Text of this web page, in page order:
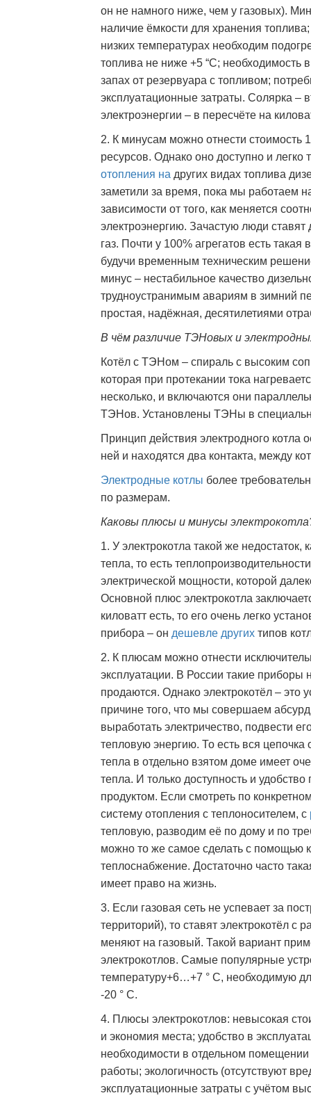
он не намного ниже, чем у газовых).
наличие ёмкости для хранения
низких температурах необходим
топлива не ниже +5 “С; необходимость
запах от резервуара с топливом;
эксплуатационные затраты. Солярка –
электроэнергии – в пересчёте на
2. К минусам можно отнести стоимость
ресурсов. Однако оно доступно и
отопления на других видах топлива
заметили за время, пока мы работаем
зависимости от того, как меняется
электроэнергию. Зачастую люди ставят
газ. Почти у 100% агрегатов есть
будучи временным техническим
минус – нестабильное качество
трудноустранимым авариям в зимний
простая, надёжная, десятилетиями
В чём различие ТЭНовых и
Котёл с ТЭНом – спираль с высоким
которая при протекании тока
несколько, и включаются они
ТЭНов. Установлены ТЭНы в
Принцип действия электродного котла
ней и находятся два контакта, между
Электродные котлы более
по размерам.
Каковы плюсы и минусы
1. У электрокотла такой же недостаток,
тепла, то есть
электрической мощности, которой
Основной плюс электрокотла
киловатт есть, то его очень легко
прибора – он дешевле других типов
2. К плюсам можно отнести
эксплуатации. В России такие
продаются. Однако электрокотёл – это
причине того, что мы совершаем
выработать электричество, подвести
тепловую энергию. То есть вся цепочка
тепла в отдельно взятом доме имеет
тепла. И только доступность и
продуктом. Если смотреть по
систему отопления с теплоносителем, с
тепловую, разводим её по дому и по
можно то же самое сделать с помощью
теплоснабжение. Достаточно часто
имеет право на жизнь.
3. Если газовая сеть не успевает за
территорий), то ставят электрокотёл с
меняют на газовый. Такой вариант
электрокотлов. Самые популярные
температуру+6…+7 ° С, необходимую
-20 ° С.
4. Плюсы электрокотлов: невысокая
и экономия места; удобство в
необходимости в отдельном
работы; экологичность (отсутствуют
эксплуатационные затраты с учётом